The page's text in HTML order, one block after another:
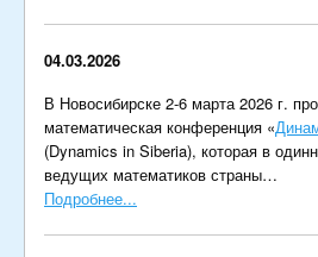
04.03.2026
В Новосибирске 2-6 марта 2026 г.
математическая конференция «
(Dynamics in Siberia), которая в
ведущих математиков страны…
Подробнее...